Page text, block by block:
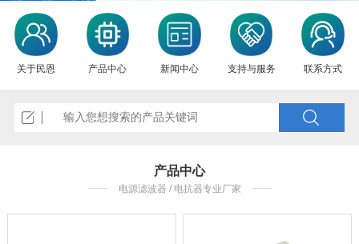
关于民恩 产品中心 新闻中心 支持与服务 联系方式
产品中心
电源滤波器 / 电抗器专业厂家